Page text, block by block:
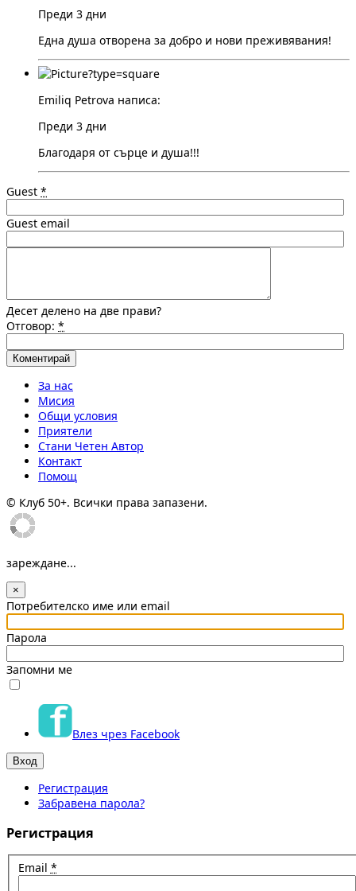
Преди 3 дни
Една душа отворена за добро и нови преживявания!
Emiliq Petrova написа:
Преди 3 дни
Благодаря от сърце и душа!!!
Guest *
Guest email
Десет делено на две прави?
Отговор: *
За нас
Мисия
Общи условия
Приятели
Стани Четен Автор
Контакт
Помощ
© Клуб 50+. Всички права запазени.
зареждане...
×
Потребителско име или email
Парола
Запомни ме
Влез чрез Facebook
Регистрация
Забравена парола?
Регистрация
Email *